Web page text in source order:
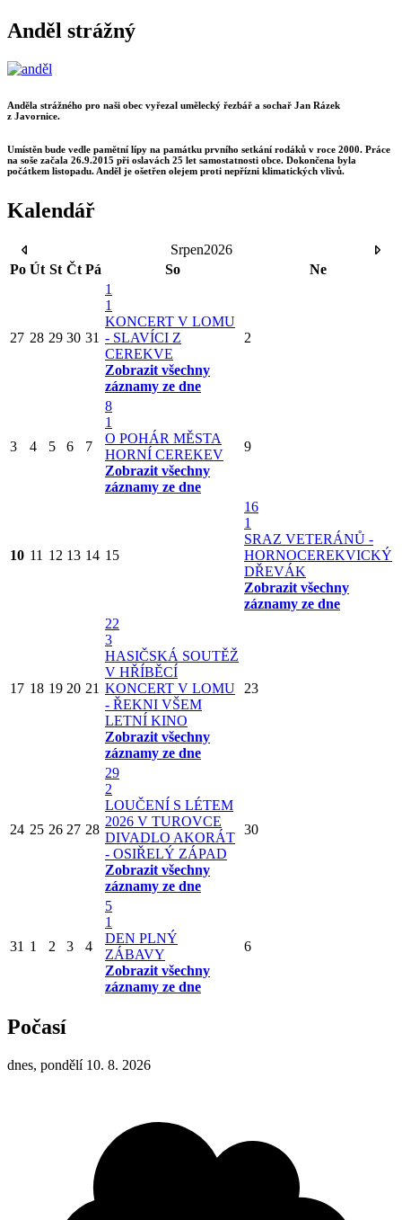
Anděl strážný
Anděla strážného pro naši obec vyřezal umělecký řezbář a sochař Jan Rázek
z Javornice.
Umístěn bude vedle pamětní lípy na památku prvního setkání rodáků v roce 2000. Práce
na soše začala 26.9.2015 při oslavách 25 let samostatnosti obce. Dokončena byla
počátkem listopadu. Anděl je ošetřen olejem proti nepřízni klimatických vlivů.
Kalendář
Srpen2026
Po Út St Čt Pá So Ne
27 28 29 30 31
1
1
KONCERT V LOMU
- SLAVÍCI Z
CEREKVE
Zobrazit všechny
záznamy ze dne
2
3 4 5 6 7
8
1
O POHÁR MĚSTA
HORNÍ CEREKEV
Zobrazit všechny
záznamy ze dne
9
10 11 12 13 14 15
16
1
SRAZ VETERÁNŮ -
HORNOCEREKVICKÝ
DŘEVÁK
Zobrazit všechny
záznamy ze dne
17 18 19 20 21
22
3
HASIČSKÁ SOUTĚŽ
V HŘÍBĚCÍ
KONCERT V LOMU
- ŘEKNI VŠEM
LETNÍ KINO
Zobrazit všechny
záznamy ze dne
23
24 25 26 27 28
29
2
LOUČENÍ S LÉTEM
2026 V TUROVCE
DIVADLO AKORÁT
- OSIŘELÝ ZÁPAD
Zobrazit všechny
záznamy ze dne
30
31 1 2 3 4
5
1
DEN PLNÝ
ZÁBAVY
Zobrazit všechny
záznamy ze dne
6
Počasí
dnes, pondělí 10. 8. 2026